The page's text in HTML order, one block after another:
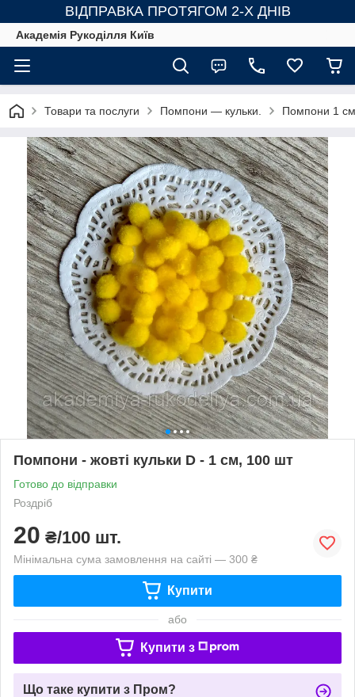
ВІДПРАВКА ПРОТЯГОМ 2-Х ДНІВ
Академія Рукоділля Київ
Товари та послуги Помпони — кульки. Помпони 1
Помпони - жовті кульки D - 1 см, 100 шт
Готово до відправки
Роздріб
20 ₴/100 шт.
Мінімальна сума замовлення на сайті — 300 ₴
Купити
або
Купити з
Що таке купити з Пром?